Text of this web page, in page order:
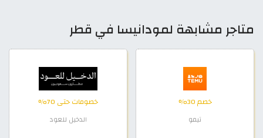
متاجر مشابهة لمودانيسا في قطر
خصم 30%
تيمو
خصومات حتى 70%
الدخيل للعود